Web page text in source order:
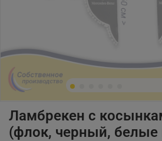
Ламбрекен с
(флок, черный, белые